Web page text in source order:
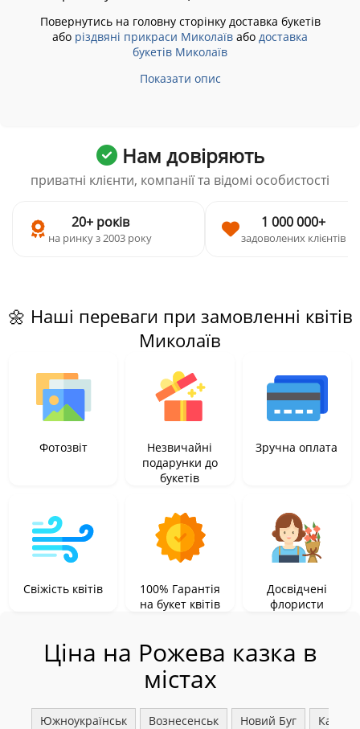
Повернутись на головну сторінку доставка букетів
або різдвяні прикраси Миколаїв або доставка
букетів Миколаїв
Показати опис
Нам довіряють
приватні клієнти, компанії та відомі особистості
20+ років
на ринку з 2003 року
1 000 000+
задоволених клієнтів
🌼 Наші переваги при замовленні квітів
Миколаїв
Фотозвіт
Незвичайні
подарунки до
букетів
Зручна оплата
Свіжість квітів
100% Гарантія
на букет квітів
Досвідчені
флористи
Ціна на Рожева казка в
містах
Южноукраїнськ Вознесенськ Новий Буг